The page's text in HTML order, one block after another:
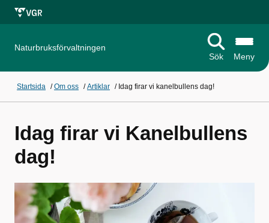
Naturbruksförvaltningen
Sök
Meny
Startsida /Om oss /Artiklar / Idag firar vi kanelbullens dag!
Idag firar vi Kanelbullens
dag!